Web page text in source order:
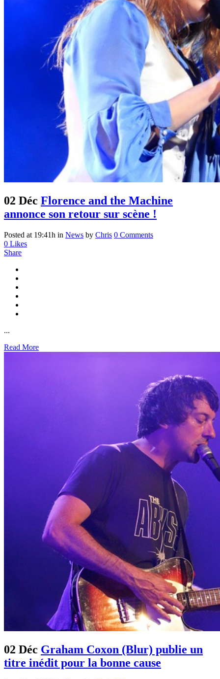
02 Déc Florence and the Machine
annonce son retour sur scène !
Posted at 19:41h in News by Chris 0 Comments
0 Likes
Share
...
Read More
02 Déc Graham Coxon (Blur) publie un
titre inédit pour la bonne cause